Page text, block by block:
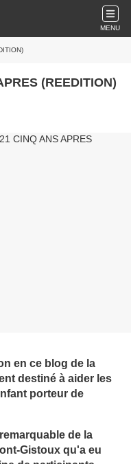
MENU
(REEDITION)
en ce blog de la
destiné à aider les
porteur de
de la
Gistoux qu'a eu